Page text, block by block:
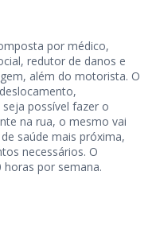
por médico,
redutor de danos e
além do motorista. O
possível fazer o
na rua, o mesmo vai
saúde mais próxima,
necessários. O
por semana.